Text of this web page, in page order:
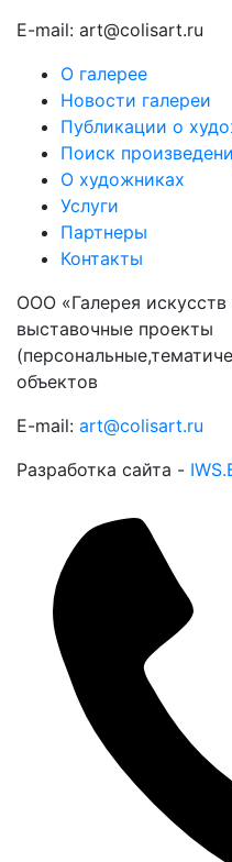
E-mail: art@colisart.ru
О галерее
Новости галереи
Публикации о
Поиск
О художниках
Услуги
Партнеры
Контакты
ООО «Галерея
выставочные проекты
объектов
E-mail: art@colisart.ru
Разработка сайта -